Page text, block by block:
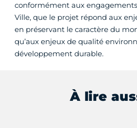
conformément aux
Ville, que le projet répond aux
en préservant le caractère du
qu’aux enjeux de qualité
développement durable.
À lire